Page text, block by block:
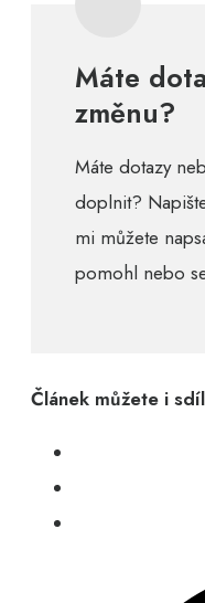
Máte
změnu?
Máte dotazy
doplnit?
mi můžete
pomohl nebo
Článek můžete i